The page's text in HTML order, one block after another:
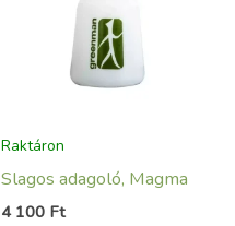
Raktáron
Slagos adagoló, Magma
4 100 Ft